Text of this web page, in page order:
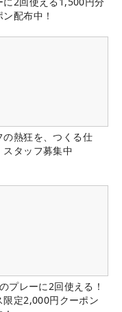
配布中！
の熱狂を、つくる仕
スタッフ募集中
プレーに2回使える！
限定2,000円クーポン